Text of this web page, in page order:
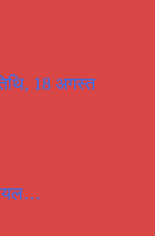
18 अगस्त